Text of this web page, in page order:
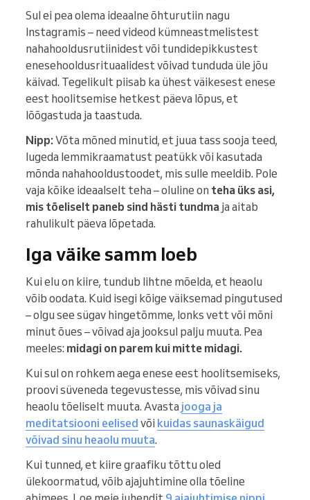
Sul ei pea olema ideaalne õhturutiin nagu
Instagramis – need videod kümneastmelistest
nahahooldusrutiinidest või tundidepikkustest
enesehooldusrituaalidest võivad tunduda üle jõu
käivad. Tegelikult piisab ka ühest väikesest enese
eest hoolitsemise hetkest päeva lõpus, et
lõõgastuda ja taastuda.
Nipp:Võta mõned minutid, et juua tass sooja teed,
lugeda lemmikraamatust peatükk või kasutada
mõnda nahahooldustoodet, mis sulle meeldib. Pole
vaja kõike ideaalselt teha – oluline on teha üks asi,
mis tõeliselt paneb sind hästi tundma ja aitab
rahulikult päeva lõpetada.
Iga väike samm loeb
Kui elu on kiire, tundub lihtne mõelda, et heaolu
võib oodata. Kuid isegi kõige väiksemad pingutused
– olgu see sügav hingetõmme, lonks vett või mõni
minut õues – võivad aja jooksul palju muuta. Pea
meeles: midagi on parem kui mitte midagi.
Kui sul on rohkem aega enese eest hoolitsemiseks,
proovi süveneda tegevustesse, mis võivad sinu
heaolu tõeliselt muuta. Avasta jooga ja
meditatsiooni eelised või kuidas saunaskäigud
võivad sinu heaolu muuta.
Kui tunned, et kiire graafiku tõttu oled
ülekoormatud, võib ajajuhtimine olla tõeline